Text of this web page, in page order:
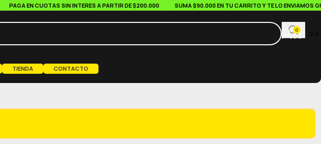
PAGA EN CUOTAS SIN INTERES A PARTIR DE $200.000 SUMA $90.000 EN TU CARRITO Y TE LO ENVIAMOS
0
TIENDA CONTACTO